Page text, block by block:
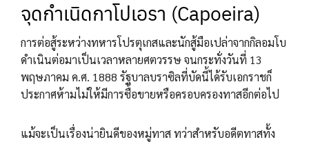
จุดกำเนิดกาโปเอรา (Capoeira)
การต่อสู้ระหว่างทหารโปรตุเกสและนักสู้มือเปล่าจากกิลอมโบ
ดำเนินต่อมาเป็นเวลาหลายศตวรรษ จนกระทั่งวันที่ 13
พฤษภาคม ค.ศ. 1888 รัฐบาลบราซิลที่บัดนี้ได้รับเอกราชก็
ประกาศห้ามไม่ให้มีการซื้อขายหรือครอบครองทาสอีกต่อไป
แม้จะเป็นเรื่องน่ายินดีของหมู่ทาส ทว่าสำหรับอดีตทาสทั้ง